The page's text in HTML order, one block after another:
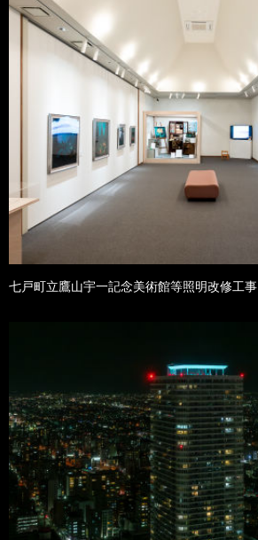
七戸町立鷹山宇一記念美術館等照明改修工事